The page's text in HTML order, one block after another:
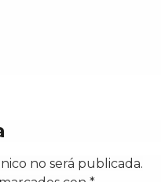
no será publicada.